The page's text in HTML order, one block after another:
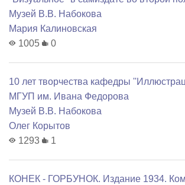
Музей В.В. Набокова
Мария Калиновская
1005
0
10 лет творчества кафедры
МГУП им. Ивана Федорова
Музей В.В. Набокова
Олег Корытов
1293
1
КОНЕК - ГОРБУНОК. Издание 1934.